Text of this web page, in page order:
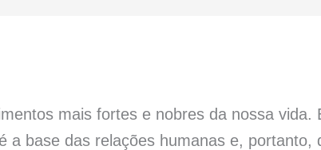
mais fortes e nobres da nossa
a base das relações humanas e, portanto,